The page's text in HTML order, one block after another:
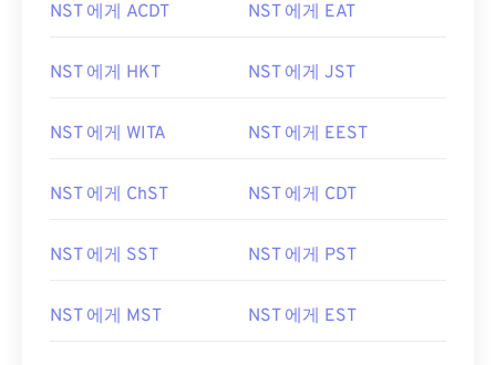
NST 에게 ACDT NST 에게 EAT
NST 에게 HKT NST 에게 JST
NST 에게 WITA NST 에게 EEST
NST 에게 ChST NST 에게 CDT
NST 에게 SST NST 에게 PST
NST 에게 MST NST 에게 EST